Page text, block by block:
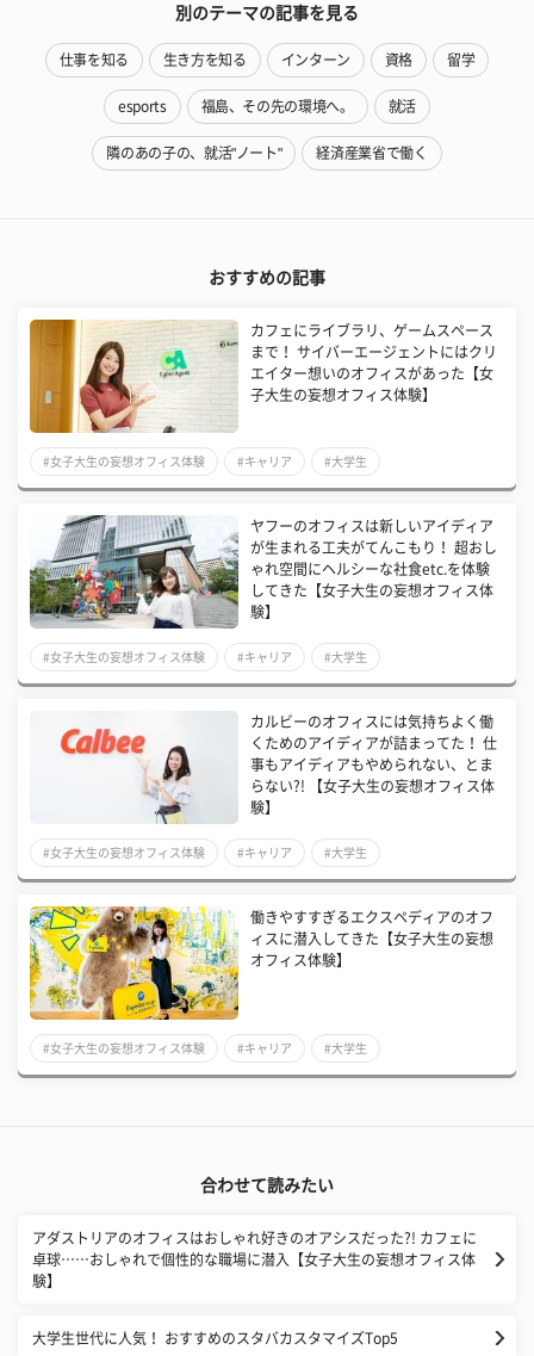
別のテーマの記事を見る
仕事を知る 生き方を知る インターン 資格 留学
esports 福島、その先の環境へ。 就活
隣のあの子の、就活"ノート" 経済産業省で働く
おすすめの記事
カフェにライブラリ、ゲームスペース
まで！ サイバーエージェントにはクリ
エイター想いのオフィスがあった【女
子大生の妄想オフィス体験】
#女子大生の妄想オフィス体験 #キャリア #大学生
ヤフーのオフィスは新しいアイディア
が生まれる工夫がてんこもり！ 超おし
ゃれ空間にヘルシーな社食etc.を体験
してきた【女子大生の妄想オフィス体
験】
#女子大生の妄想オフィス体験 #キャリア #大学生
カルビーのオフィスには気持ちよく働
くためのアイディアが詰まってた！ 仕
事もアイディアもやめられない、とま
らない?! 【女子大生の妄想オフィス体
験】
#女子大生の妄想オフィス体験 #キャリア #大学生
働きやすすぎるエクスペディアのオフ
ィスに潜入してきた【女子大生の妄想
オフィス体験】
#女子大生の妄想オフィス体験 #キャリア #大学生
合わせて読みたい
アダストリアのオフィスはおしゃれ好きのオアシスだった?! カフェに
卓球……おしゃれで個性的な職場に潜入【女子大生の妄想オフィス体
験】
大学生世代に人気！ おすすめのスタバカスタマイズTop5